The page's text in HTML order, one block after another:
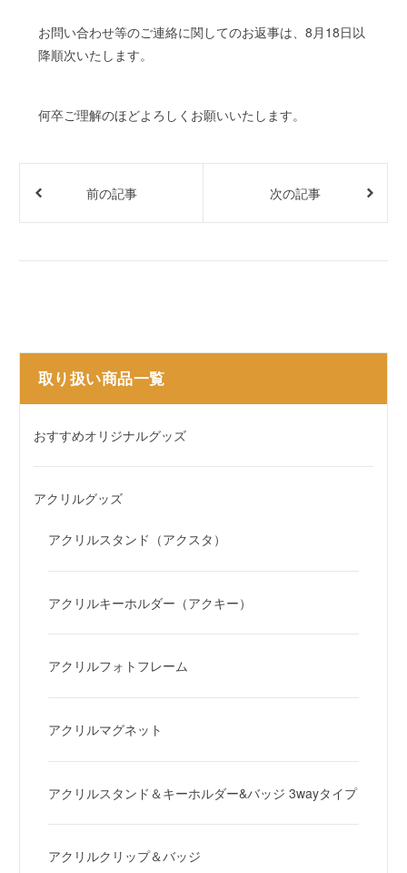
お問い合わせ等のご連絡に関してのお返事は、8月18日以
降順次いたします。
何卒ご理解のほどよろしくお願いいたします。
前の記事 次の記事
取り扱い商品一覧
おすすめオリジナルグッズ
アクリルグッズ
アクリルスタンド（アクスタ）
アクリルキーホルダー（アクキー）
アクリルフォトフレーム
アクリルマグネット
アクリルスタンド＆キーホルダー&バッジ 3wayタイプ
アクリルクリップ＆バッジ